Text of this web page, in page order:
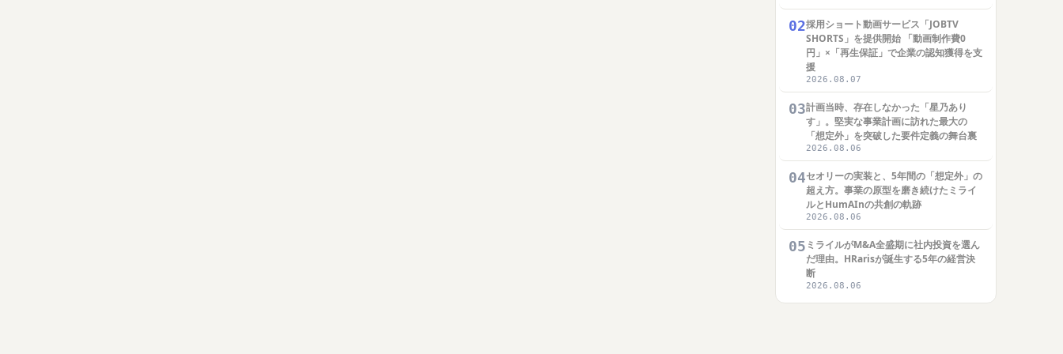
02採用ショート動画サービス「JOBTV
SHORTS」を提供開始 「動画制作費0
円」×「再生保証」で企業の認知獲得を支
援
2026.08.07
03計画当時、存在しなかった「星乃あり
す」。堅実な事業計画に訪れた最大の
「想定外」を突破した要件定義の舞台裏
2026.08.06
04セオリーの実装と、5年間の「想定外」の
超え方。事業の原型を磨き続けたミライ
ルとHumAInの共創の軌跡
2026.08.06
05 ミライルがM&A全盛期に社内投資を選ん
だ理由。HRarisが誕生する5年の経営決
断
2026.08.06